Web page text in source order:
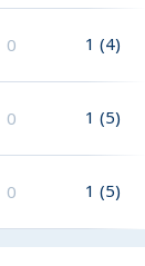
0 1 (4)
0 1 (5)
0 1 (5)